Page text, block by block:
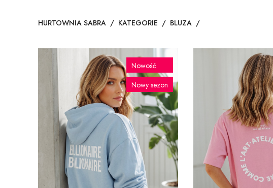
HURTOWNIA SABRA / KATEGORIE / BLUZA /
Nowość
Nowy sezon